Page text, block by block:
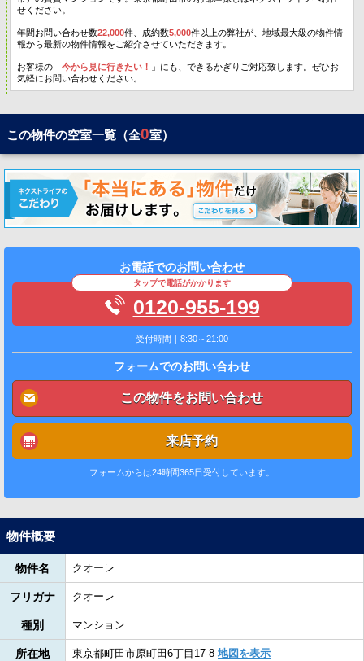
せください。
年間お問い合わせ数22,000件、成約数5,000件以上の弊社が、地域最大級の物件情
報から最新の物件情報をご紹介させていただきます。
お客様の「今から見に行きたい！
」にも、できるかぎりご対応致します。ぜひお
気軽にお問い合わせください。
この物件の空室一覧（全0室）
お電話でのお問い合わせ
タップで電話がかかります
0120-955-199
受付時間｜8:30～21:00
フォームでのお問い合わせ
この物件をお問い合わせ
来店予約
フォームからは24時間365日受付しています。
物件概要
物件名 クオーレ
フリガナ クオーレ
種別 マンション
所在地 東京都町田市原町田6丁目17-8 地図を表示